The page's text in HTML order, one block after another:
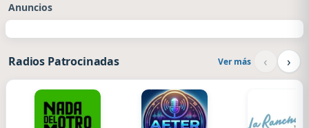
Anuncios
Radios Patrocinadas Ver más ‹ ›